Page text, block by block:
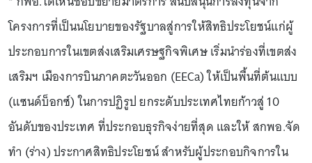
โครงการที่เป็นนโยบายของรัฐบาลสู่การให้สิทธิประโยชน์แก่ผู้
ประกอบการในเขตส่งเสริมเศรษฐกิจพิเศษ เริ่มนำร่องที่เขตส่ง
เสริมฯ เมืองการบินภาคตะวันออก (EECa) ให้เป็นพื้นที่ต้นแบบ
(แซนด์บ็อกซ์) ในการปฏิรูป ยกระดับประเทศไทยก้าวสู่ 10
อันดับของประเทศ ที่ประกอบธุรกิจง่ายที่สุด และให้ สกพอ.จัด
ทำ (ร่าง) ประกาศสิทธิประโยชน์ สำหรับผู้ประกอบกิจการใน